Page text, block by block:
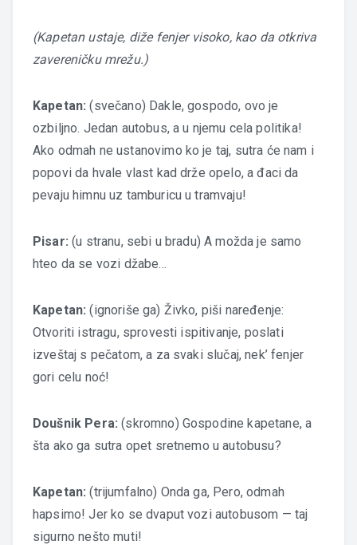
(Kapetan ustaje, diže fenjer visoko, kao da otkriva
zavereničku mrežu.)
Kapetan: (svečano) Dakle, gospodo, ovo je
ozbiljno. Jedan autobus, a u njemu cela politika!
Ako odmah ne ustanovimo ko je taj, sutra će nam i
popovi da hvale vlast kad drže opelo, a đaci da
pevaju himnu uz tamburicu u tramvaju!
Pisar: (u stranu, sebi u bradu) A možda je samo
hteo da se vozi džabe…
Kapetan: (ignoriše ga) Živko, piši naređenje:
Otvoriti istragu, sprovesti ispitivanje, poslati
izveštaj s pečatom, a za svaki slučaj, nek’ fenjer
gori celu noć!
Doušnik Pera: (skromno) Gospodine kapetane, a
šta ako ga sutra opet sretnemo u autobusu?
Kapetan: (trijumfalno) Onda ga, Pero, odmah
hapsimo! Jer ko se dvaput vozi autobusom — taj
sigurno nešto muti!